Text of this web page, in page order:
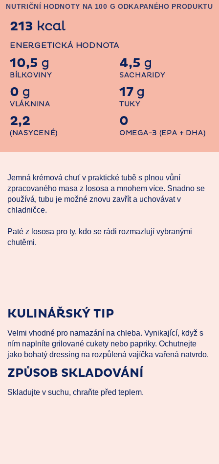
NUTRIČNÍ HODNOTY NA 100 G ODKAPANÉHO PRODUKTU
213 kcal
ENERGETICKÁ HODNOTA
10,5 g
BÍLKOVINY
4,5 g
SACHARIDY
0 g
VLÁKNINA
17 g
TUKY
2,2
(NASYCENÉ)
0
OMEGA-3 (EPA + DHA)
Jemná krémová chuť v praktické tubě s plnou vůní
zpracovaného masa z lososa a mnohem více. Snadno se
používá, tubu je možné znovu zavřít a uchovávat v
chladničce.
Paté z lososa pro ty, kdo se rádi rozmazlují vybranými
chutěmi.
KULINÁŘSKÝ TIP
Velmi vhodné pro namazání na chleba. Vynikající, když s
ním naplníte grilované cukety nebo papriky. Ochutnejte
jako bohatý dressing na rozpůlená vajíčka vařená natvrdo.
ZPŮSOB SKLADOVÁNÍ
Skladujte v suchu, chraňte před teplem.